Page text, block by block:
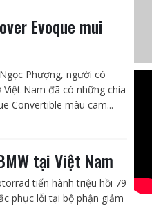
Evoque mui
Phượng, người có
Nam đã có những chia
Convertible màu cam...
tại Việt Nam
tiến hành triệu hồi 79
phục lỗi tại bộ phận giảm